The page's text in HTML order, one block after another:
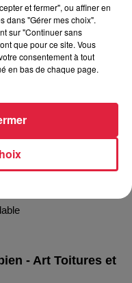
- la Ligue contre
la Ligue contre le Cancer
- Art Toitures et
et fermer", ou affiner en
dans "Gérer mes choix".
sur "Continuer sans
que pour ce site. Vous
consentement à tout
en bas de chaque page.